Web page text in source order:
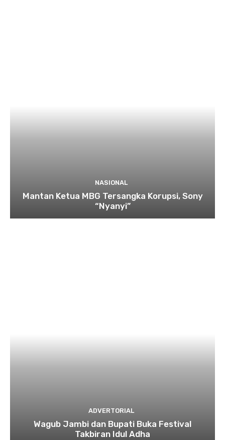
NASIONAL
Mantan Ketua MBG Tersangka Korupsi, Sony
“Nyanyi”
ADVERTORIAL
Wagub Jambi dan Bupati Buka Festival
Takbiran Idul Adha